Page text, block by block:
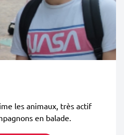
les animaux, très actif
en balade.